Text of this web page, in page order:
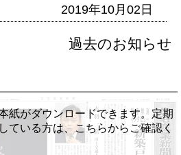
2019年10月02日
過去のお知らせ
紙がダウンロードできます。定期
ている方は、こちらからご確認く